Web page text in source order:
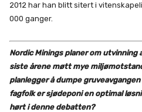
2012 har han blitt sitert i
000 ganger.
Nordic Minings planer om
siste årene møtt mye
planlegger å dumpe
fagfolk er sjødeponi en optimal
hørt i denne debatten?